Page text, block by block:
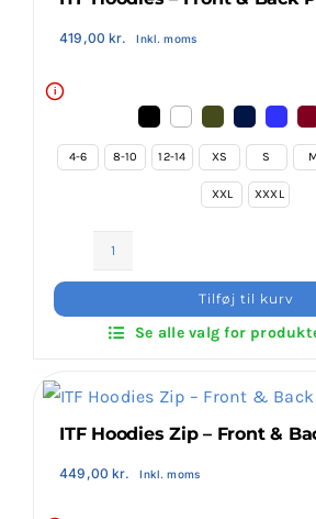
419,00kr. Inkl. moms
i
4-6 8-10 12-14 XS S
XXL XXXL
–
Front
Back
Tilføj til kurv
Se alle valg for
ITF Hoodies Zip – Front &
449,00kr. Inkl. moms